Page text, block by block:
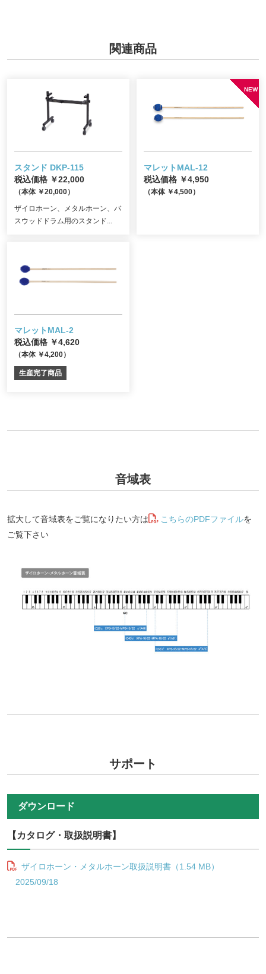
関連商品
スタンド DKP-115
税込価格 ￥22,000
（本体 ￥20,000）
ザイロホーン、メタルホーン、バ
スウッドドラム用のスタンド...
マレットMAL-12
税込価格 ￥4,950
（本体 ￥4,500）
マレットMAL-2
税込価格 ￥4,620
（本体 ￥4,200）
生産完了商品
音域表
拡大して音域表をご覧になりたい方は こちらのPDFファイルを
ご覧下さい
サポート
ダウンロード
【カタログ・取扱説明書】
ザイロホーン・メタルホーン取扱説明書（1.54 MB）
2025/09/18